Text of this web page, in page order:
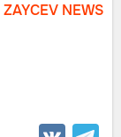
ZAYCEV NEWS